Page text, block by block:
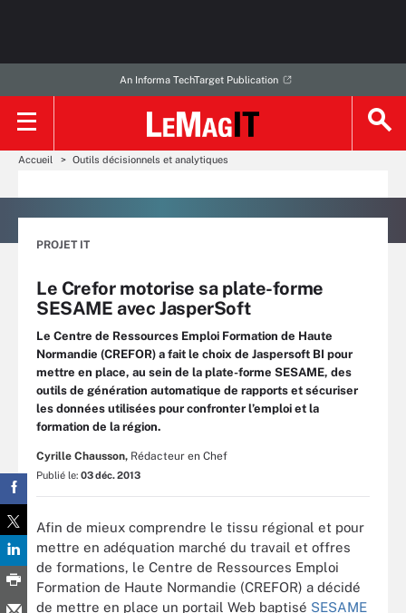
An Informa TechTarget Publication
Accueil Outils décisionnels et analytiques
PROJET IT
Le Crefor motorise sa plate-forme
SESAME avec JasperSoft
Le Centre de Ressources Emploi Formation de Haute
Normandie (CREFOR) a fait le choix de Jaspersoft BI pour
mettre en place, au sein de la plate-forme SESAME, des
outils de génération automatique de rapports et sécuriser
les données utilisées pour confronter l’emploi et la
formation de la région.
Cyrille Chausson, Rédacteur en Chef
Publié le: 03 déc. 2013
Afin de mieux comprendre le tissu régional et pour
mettre en adéquation marché du travail et offres
de formations, le Centre de Ressources Emploi
Formation de Haute Normandie (CREFOR) a décidé
de mettre en place un portail Web baptisé SESAME